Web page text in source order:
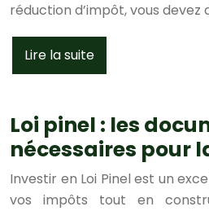
réduction d’impôt, vous
Lire la suite
Loi pinel : les
nécessaires pour
Investir en Loi Pinel est un
vos impôts tout en